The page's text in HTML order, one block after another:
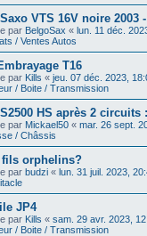
VTS 16V noire 2003
par BelgoSax « lun. 11 déc.
/ Ventes Autos
T16
par Kills « jeu. 07 déc. 2023,
/ Boite / Transmission
HS après 2
par Mickael50 « mar. 26 sept.
/ Châssis
orphelins?
par budzi « lun. 31 juil. 2023,
JP4
par Kills « sam. 29 avr. 2023,
/ Boite / Transmission